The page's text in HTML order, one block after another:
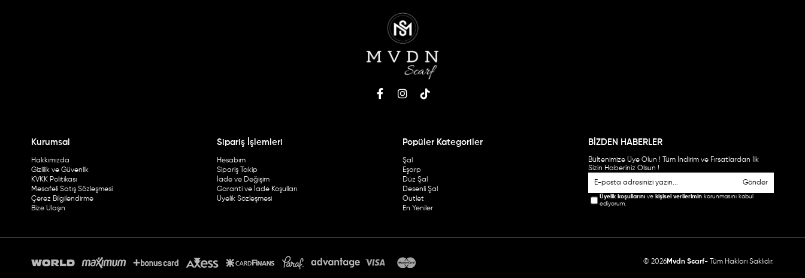
Kurumsal
Hakkımızda
Gizlilik ve Güvenlik
KVKK Politikası
Mesafeli Satış Sözleşmesi
Çerez Bilgilendirme
Bize Ulaşın
Sipariş İşlemleri
Hesabım
Sipariş Takip
İade ve Değişim
Garanti ve İade Koşulları
Üyelik Sözleşmesi
Popüler Kategoriler
Şal
Eşarp
Düz Şal
Desenli Şal
Outlet
En Yeniler
BİZDEN HABERLER
Bültenimize Üye Olun ! Tüm İndirim ve Fırsatlardan İlk
Sizin Haberiniz Olsun !
Gönder
Üyelik koşullarını ve kişisel verilerimin korunmasını kabul
ediyorum.
© 2026Mvdn Scarf- Tüm Hakları Saklıdır.